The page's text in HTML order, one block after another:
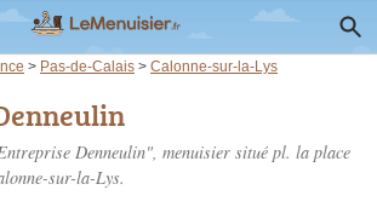
> Pas-de-Calais > Calonne-sur-la-Lys
Denneulin", menuisier situé pl. la place
sur-la-Lys.